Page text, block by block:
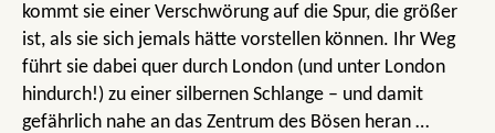
kommt sie einer Verschwörung auf die Spur, die größer
ist, als sie sich jemals hätte vorstellen können. Ihr Weg
führt sie dabei quer durch London (und unter London
hindurch!) zu einer silbernen Schlange – und damit
gefährlich nahe an das Zentrum des Bösen heran …